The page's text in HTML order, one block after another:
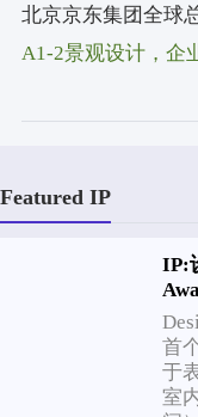
北京京东集团全球
A1-2景观设计，企
Featured IP
IP:
首
于
室